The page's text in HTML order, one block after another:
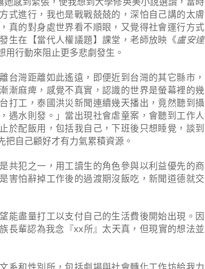
式進行，我也是戰戰兢兢的，深怕自己講的太膚
真的對身處世界看不順眼，又覺得社會運行方式
生在
【當代人權議題】課堂 ，老師放映《盧安達
用行動來阻止更多悲劇發生。
台灣距離如此遙遠 ，即便近到台灣的其它縣市，
漸麻痺，感覺不真實，認識的世界是螢幕裡的幾
打工，泰國洪災新聞連續幾天播出，竟然聽到攝
，遇水則發。」當出現社會虐童案，會聽到工作人
於配飯用，包括我自己 ，下班後只想睡覺，談到
把自己顧好才有力氣累積資源。
共犯之一，用工讀生的角色參與以利益優先的商
害怕辭掉工作後的過渡期沒飯吃，新聞道德就交
能盡量打工以支付自己的生活費後開始出現。因
長輩認為我念
『xx所』 太天真，但現實的想法並
系和性別所，包括劇場與社會轉化工作坊給我力